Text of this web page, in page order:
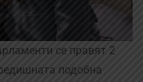
се правят 2
подобна